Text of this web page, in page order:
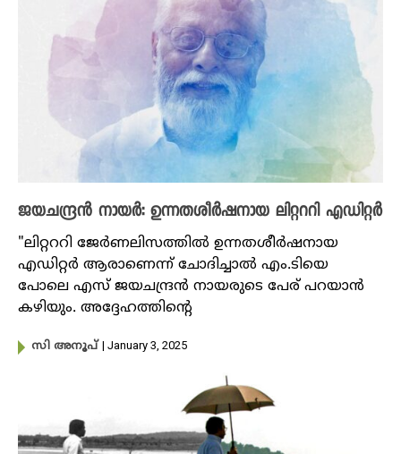
ജയചന്ദ്രൻ നായർ: ഉന്നതശീർഷനായ ലിറ്റററി എഡിറ്റർ
"ലിറ്റററി ജേർണലിസത്തിൽ ഉന്നതശീർഷനായ
എഡിറ്റർ ആരാണെന്ന് ചോദിച്ചാൽ എം.ടിയെ
പോലെ എസ് ജയചന്ദ്രൻ നായരുടെ പേര് പറയാൻ
കഴിയും. അദ്ദേഹത്തിന്റെ
സി അനൂപ് | January 3, 2025